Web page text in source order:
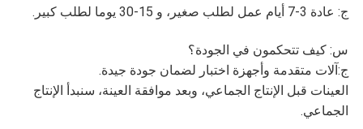
ج: عادة 3-7 أيام عمل لطلب صغير، و 15-30 يوما لطلب كبير.
س: كيف تتحكمون في الجودة؟
ج:آلات متقدمة وأجهزة اختبار لضمان جودة جيدة.
العينات قبل الإنتاج الجماعي، وبعد موافقة العينة، سنبدأ الإنتاج
الجماعي.